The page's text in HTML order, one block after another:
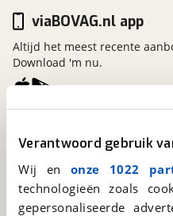
Verantwoord gebruik
Wij en onze 1022
technologieën zoals
gepersonaliseerde
Kosterijland15
Een initiatief van
BOVAG
viaBOVAG.nl app
Altijd het meest recente
Download 'm nu.